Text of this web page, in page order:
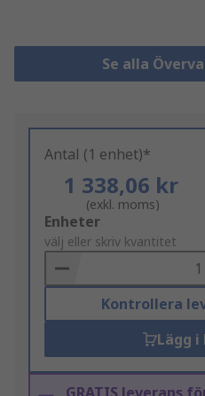
Se alla
Antal (1 enhet)*
1 338,06 kr
(exkl. moms)
Add
to
Basket
Enheter
välj eller skriv kvantitet
Kontrollera
Lägg i